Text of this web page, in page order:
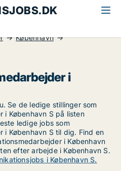
København
i
Se de ledige stillinger som
i København S på listen
ledige jobs som
i København S til dig. Find en
i København
efter arbejde i København S.
i København S.